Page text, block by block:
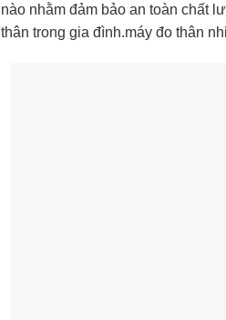
nào nhằm đảm bảo an toàn chất
thân trong gia đình.máy đo thân